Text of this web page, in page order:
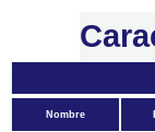
Nombre